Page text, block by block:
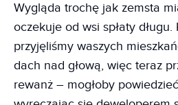
Wygląda trochę jak zemsta
oczekuje od wsi spłaty
przyjęliśmy waszych
dach nad głową, więc teraz
rewanż – mogłoby